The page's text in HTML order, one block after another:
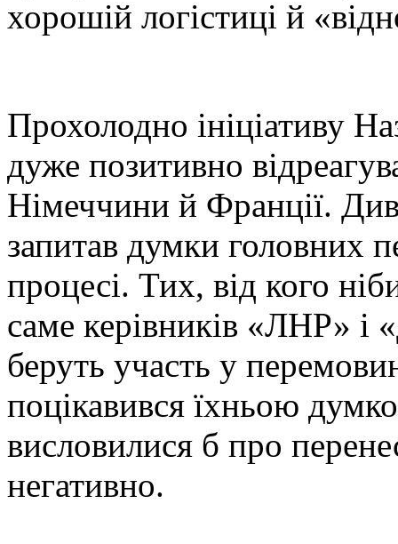
хорошій логістиці й
Прохолодно ініціативу
дуже позитивно
Німеччини й Франції.
запитав думки голов­них
процесі. Тих, від кого
саме керівників «ЛНР» і
беруть участь у
поцікавився їхньою
висловилися б про
негативно.